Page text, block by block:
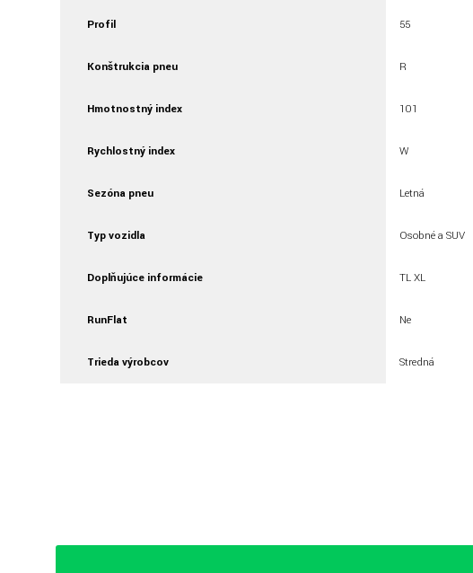
Profil 55
Konštrukcia pneu R
Hmotnostný index 101
Rychlostný index W
Sezóna pneu Letná
Typ vozidla Osobné a SUV
Doplňujúce informácie TL XL
RunFlat Ne
Trieda výrobcov Stredná